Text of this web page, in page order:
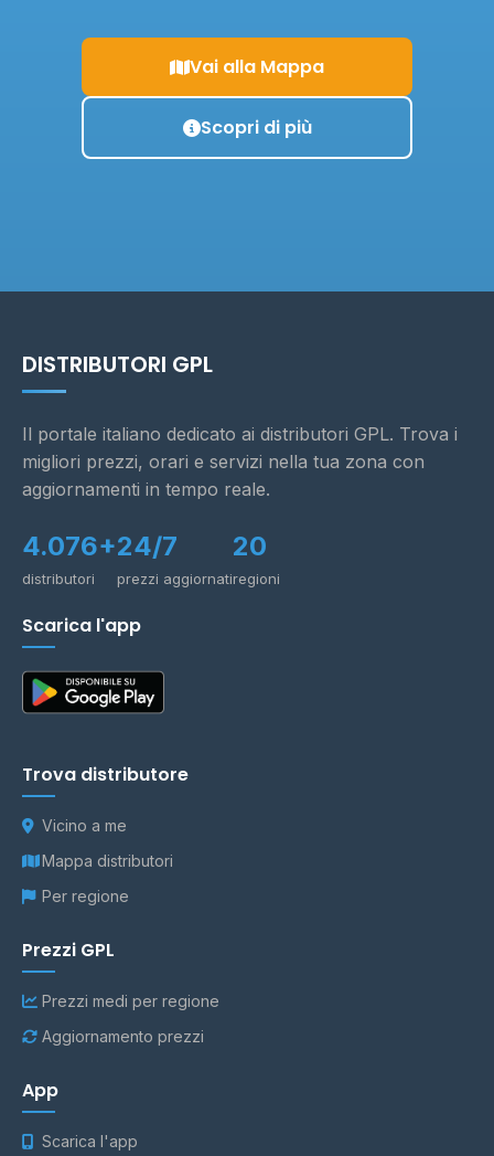
Vai alla Mappa
Scopri di più
DISTRIBUTORI GPL
Il portale italiano dedicato ai distributori GPL. Trova i
migliori prezzi, orari e servizi nella tua zona con
aggiornamenti in tempo reale.
4.076+
distributori
24/7
prezzi aggiornati
20
regioni
Scarica l'app
Trova distributore
Vicino a me
Mappa distributori
Per regione
Prezzi GPL
Prezzi medi per regione
Aggiornamento prezzi
App
Scarica l'app